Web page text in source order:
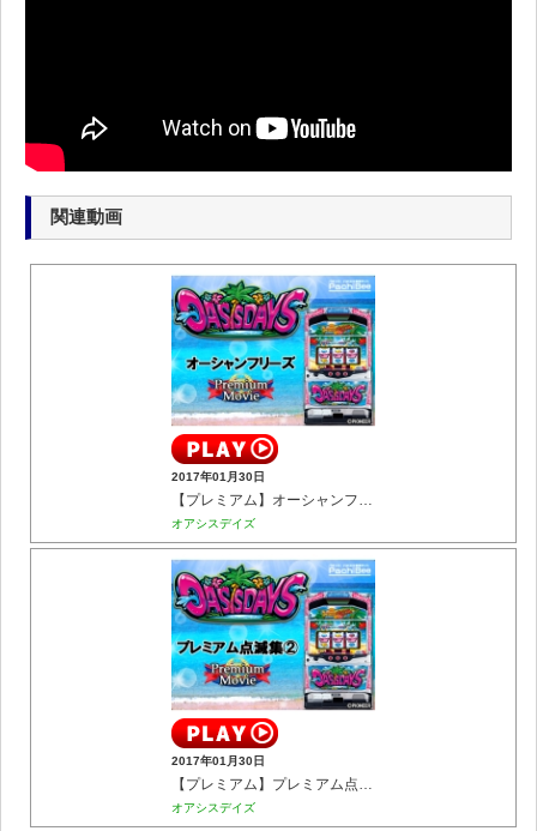
関連動画
2017年01月30日
【プレミアム】オーシャンフリーズ
オアシスデイズ
2017年01月30日
【プレミアム】プレミアム点滅集②
オアシスデイズ